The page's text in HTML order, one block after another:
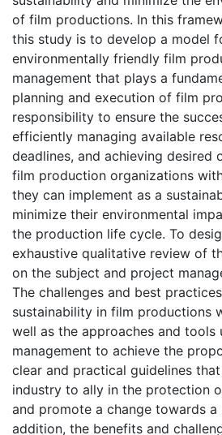
of film productions. In this
this study is to develop a model
environmentally friendly film
management that plays a
planning and execution of film
responsibility to ensure the
efficiently managing available
deadlines, and achieving desired
film production organizations
they can implement as a
minimize their environmental
the production life cycle. To
exhaustive qualitative review of
on the subject and project
The challenges and best
sustainability in film productions
well as the approaches and tools
management to achieve the
clear and practical guidelines
industry to ally in the protection
and promote a change towards
addition, the benefits and